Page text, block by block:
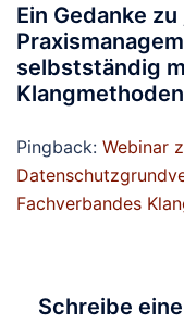
Ein Gedanke zu
selbstständig
Klangmethoden
Pingback: Webinar
Fachverbandes
Schreibe